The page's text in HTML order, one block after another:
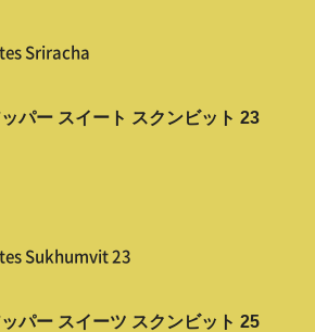
Sriracha
パー スイート スクンビット 23
Sukhumvit 23
パー スイーツ スクンビット 25